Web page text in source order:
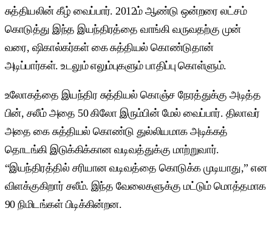
சுத்தியலின் கீழ் வைப்பார். 2012ம் ஆண்டு ஒன்றரை லட்சம்
கொடுத்து இந்த இயந்திரத்தை வாங்கி வருவதற்கு முன்
வரை, ஷிகால்கர்கள் கை சுத்தியல் கொண்டுதான்
அடிப்பார்கள். உடலும் எலும்புகளும் பாதிப்பு கொள்ளும்.
உலோகத்தை இயந்திர சுத்தியல் கொஞ்ச நேரத்துக்கு அடித்த
பின், சலீம் அதை 50 கிலோ இரும்பின் மேல் வைப்பார். திலாவர்
அதை கை சுத்தியல் கொண்டு துல்லியமாக அடிக்கத்
தொடங்கி இடுக்கிக்கான வடிவத்துக்கு மாற்றுவார்.
“இயந்திரத்தில் சரியான வடிவத்தை கொடுக்க முடியாது,” என
விளக்குகிறார் சலீம். இந்த வேலைகளுக்கு மட்டும் மொத்தமாக
90 நிமிடங்கள் பிடிக்கின்றன.